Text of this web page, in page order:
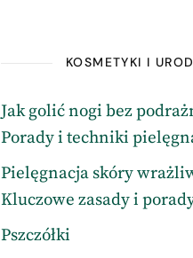
KOSMETYKI I
Jak golić nogi bez
Porady i techniki
Pielęgnacja skóry
Kluczowe zasady i
Pszczółki